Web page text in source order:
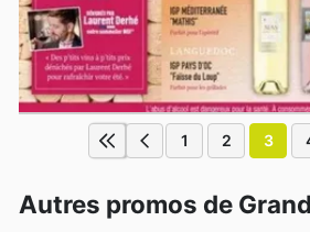
1 2 3
Autres promos de